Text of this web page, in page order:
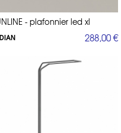
- plafonnier led xl
288,00 €